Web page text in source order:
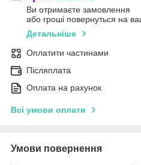
Ви отримаєте замовлення
або гроші повернуться на
Детальніше
Оплатити частинами
Післяплата
Оплата на рахунок
Всі умови оплати
Умови повернення